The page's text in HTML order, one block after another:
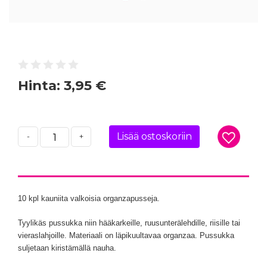
Hinta: 3,95 €
- + Lisää ostoskoriin
10 kpl kauniita valkoisia organzapusseja.
Tyylikäs pussukka niin hääkarkeille, ruusunterälehdille, riisille tai
vieraslahjoille. Materiaali on läpikuultavaa organzaa. Pussukka
suljetaan kiristämällä nauha.